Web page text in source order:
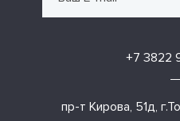
+7 3822
пр-т Кирова, 51д,